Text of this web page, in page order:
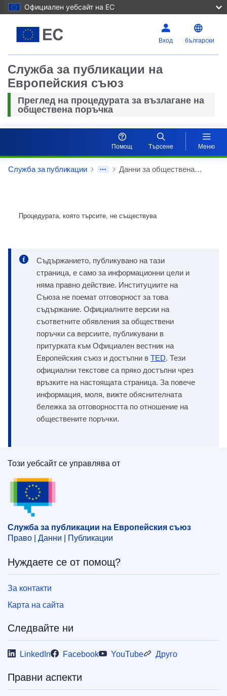
Официален уебсайт на ЕС
Вход български
Служба за публикации на
Европейския съюз
Преглед на процедурата за възлагане на
обществена поръчка
Помощ Търсене Меню
Служба за публикации Данни за обществената поръчка
Процедурата, която търсите, не съществува
Съдържанието, публикувано на тази
страница, е само за информационни цели и
няма правно действие. Институциите на
Съюза не поемат отговорност за това
съдържание. Официалните версии на
съответните обявления за обществени
поръчки са версиите, публикувани в
притурката към Официален вестник на
Европейския съюз и достъпни в TED. Тези
официални текстове са пряко достъпни чрез
връзките на настоящата страница. За повече
информация, моля, вижте обяснителната
бележка за отговорността по отношение на
обществените поръчки.
Служба за публикации на Европейския съюз
Този уебсайт се управлява от
Служба за публикации на Европейския съюз
Право | Данни | Публикации
Нуждаете се от помощ?
За контакти
Карта на сайта
Следвайте ни
LinkedIn Facebook YouTube Друго
Правни аспекти